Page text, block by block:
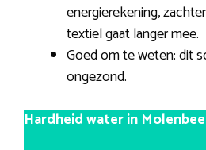
energierekening,
textiel gaat langer mee.
Goed om te weten: dit
ongezond.
Hardheid water in